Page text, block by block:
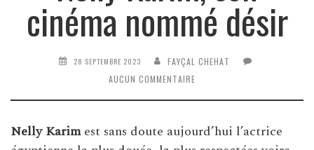
cinéma nommé désir
28 SEPTEMBRE 2023
FAYÇAL CHEHAT
AUCUN COMMENTAIRE
Nelly Karimest sans doute aujourd’hui l’actrice